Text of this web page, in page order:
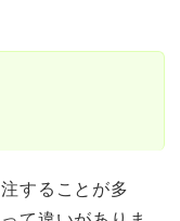
することが多